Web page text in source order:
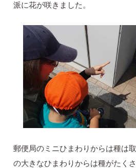
派に花が咲きました。
郵便局のミニひまわりからは種は
の大きなひまわりからは種がたく